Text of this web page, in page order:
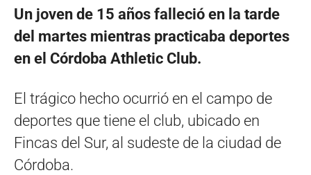
Un joven de 15 años falleció en la tarde
del martes mientras practicaba deportes
en el Córdoba Athletic Club.
El trágico hecho ocurrió en el campo de
deportes que tiene el club, ubicado en
Fincas del Sur, al sudeste de la ciudad de
Córdoba.